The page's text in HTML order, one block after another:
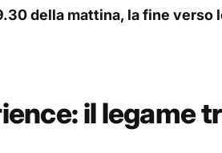
della mattina, la fine verso
il legame